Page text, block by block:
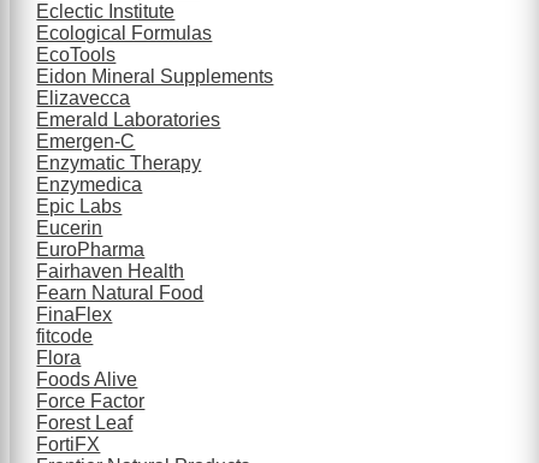
Eclectic Institute
Ecological Formulas
EcoTools
Eidon Mineral Supplements
Elizavecca
Emerald Laboratories
Emergen-C
Enzymatic Therapy
Enzymedica
Epic Labs
Eucerin
EuroPharma
Fairhaven Health
Fearn Natural Food
FinaFlex
fitcode
Flora
Foods Alive
Force Factor
Forest Leaf
FortiFX